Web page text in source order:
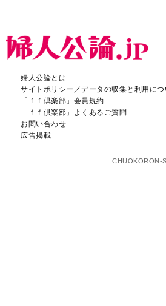
婦人公論とは
サイトポリシー／データの収集と利用につ
「ｆｆ倶楽部」会員規約
「ｆｆ倶楽部」よくあるご質問
お問い合わせ
広告掲載
CHUOKORON-